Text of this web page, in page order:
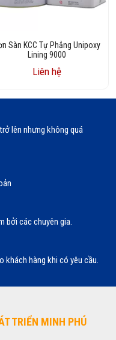
Sàn KCC Tự Phẳng Unipoxy
Lining 9000
Liên hệ
lên nhưng không quá
bởi các chuyên gia.
khách hàng khi có yêu cầu.
TRIỂN MINH PHÚ